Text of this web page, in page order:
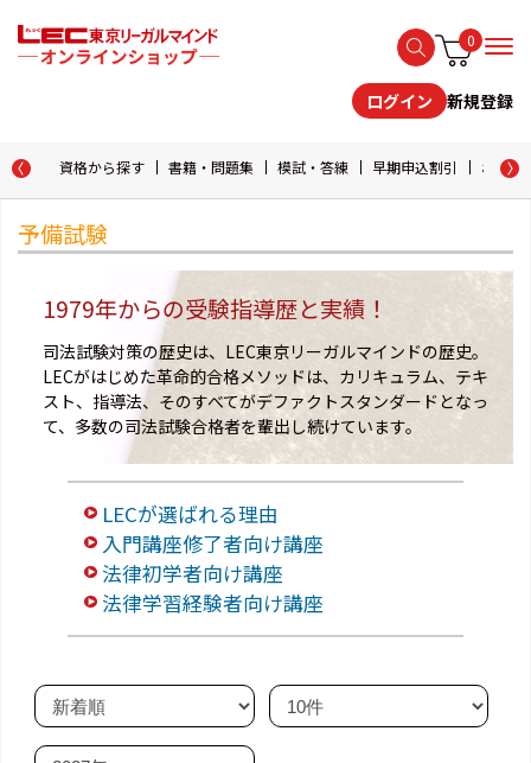
0
ログイン 新規登録
資格から探す 書籍・問題集 模試・答練 早期申込割引 おため
予備試験
1979年からの受験指導歴と実績！
司法試験対策の歴史は、LEC東京リーガルマインドの歴史。
LECがはじめた革命的合格メソッドは、カリキュラム、テキ
スト、指導法、そのすべてがデファクトスタンダードとなっ
て、多数の司法試験合格者を輩出し続けています。
LECが選ばれる理由
入門講座修了者向け講座
法律初学者向け講座
法律学習経験者向け講座